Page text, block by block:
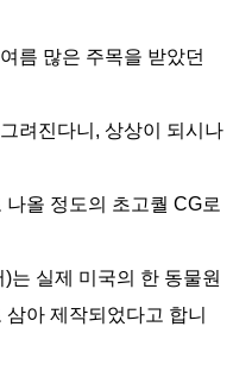
름 많은 주목을 받았던
려진다니, 상상이 되시나
나올 정도의 초고퀄 CG로
)는 실제 미국의 한 동물원
삼아 제작되었다고 합니